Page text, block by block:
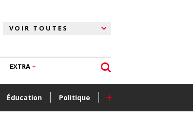
Éducation Politique +
EXTRA